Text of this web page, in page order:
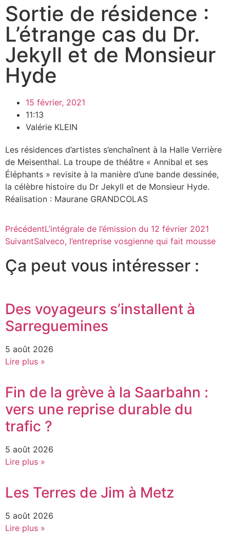
Sortie de résidence :
L’étrange cas du Dr.
Jekyll et de Monsieur
Hyde
15 février, 2021
11:13
Valérie KLEIN
Les résidences d’artistes s’enchaînent à la Halle Verrière
de Meisenthal. La troupe de théâtre « Annibal et ses
Éléphants » revisite à la manière d’une bande dessinée,
la célèbre histoire du Dr Jekyll et de Monsieur Hyde.
Réalisation : Maurane GRANDCOLAS
PrécédentL’intégrale de l’émission du 12 février 2021
SuivantSalveco, l’entreprise vosgienne qui fait mousse
Ça peut vous intéresser :
Des voyageurs s’installent à
Sarreguemines
5 août 2026
Lire plus »
Fin de la grève à la Saarbahn :
vers une reprise durable du
trafic ?
5 août 2026
Lire plus »
Les Terres de Jim à Metz
5 août 2026
Lire plus »